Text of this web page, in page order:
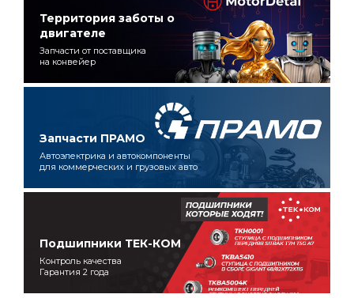
Территория заботы о
двигателе
Запчасти от поставщика
на конвейер
Запчасти ПРАМО
Автоэлектрика и автокомпоненты
для коммерческих и грузовых авто
Подшипники ТЕК-КОМ
Контроль качества
Гарантия 2 года